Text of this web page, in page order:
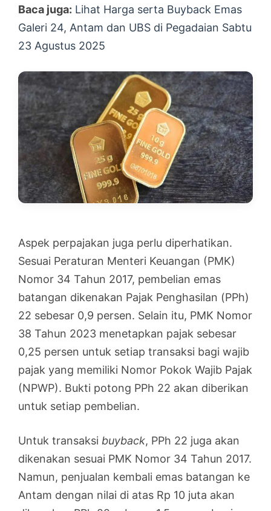
Baca juga: Lihat Harga serta Buyback Emas
Galeri 24, Antam dan UBS di Pegadaian Sabtu
23 Agustus 2025
Aspek perpajakan juga perlu diperhatikan.
Sesuai Peraturan Menteri Keuangan (PMK)
Nomor 34 Tahun 2017, pembelian emas
batangan dikenakan Pajak Penghasilan (PPh)
22 sebesar 0,9 persen. Selain itu, PMK Nomor
38 Tahun 2023 menetapkan pajak sebesar
0,25 persen untuk setiap transaksi bagi wajib
pajak yang memiliki Nomor Pokok Wajib Pajak
(NPWP). Bukti potong PPh 22 akan diberikan
untuk setiap pembelian.
Untuk transaksi buyback, PPh 22 juga akan
dikenakan sesuai PMK Nomor 34 Tahun 2017.
Namun, penjualan kembali emas batangan ke
Antam dengan nilai di atas Rp 10 juta akan